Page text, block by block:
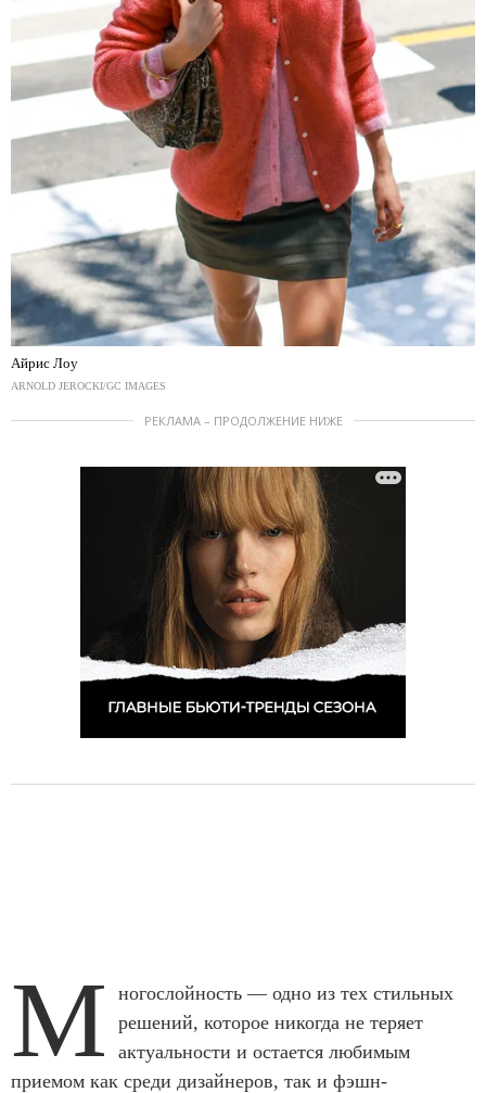
Айрис Лоу
ARNOLD JEROCKI/GC IMAGES
РЕКЛАМА – ПРОДОЛЖЕНИЕ НИЖЕ
М
ногослойность — одно из тех стильных
решений, которое никогда не теряет
актуальности и остается любимым
приемом как среди дизайнеров, так и фэшн-